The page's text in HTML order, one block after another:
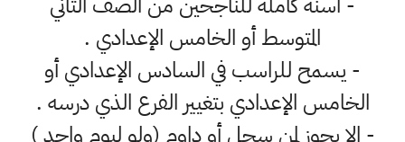
المتوسط أو الخامس الإعدادي .
- يسمح للراسب في السادس الإعدادي أو
الخامس الإعدادي بتغيير الفرع الذي درسه .
- الا يجوز لمن سجل أو داوم (ولو ليوم واحد )